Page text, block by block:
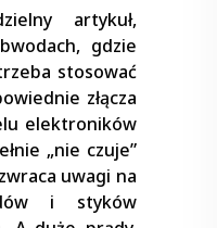
artykuł,
gdzie
stosować
złącza
elektroników
„nie czuje”
uwagi na
i styków